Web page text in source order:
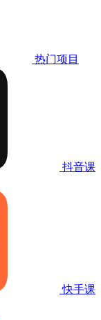
热门项目
抖音课
快手课